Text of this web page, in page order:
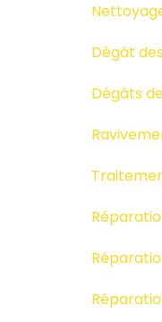
Dégât
Dégâts